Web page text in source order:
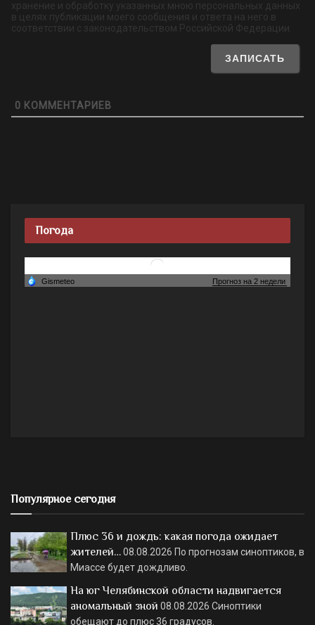
хранение и обработку указанных мною персональных данных
в целях публикации моего сообщения и ответа на него в
соответствии с законодательством Российской Федерации.
0 КОММЕНТАРИЕВ
Погода
Популярное сегодня
Плюс 36 и дождь: какая погода ожидает
жителей…08.08.2026 По прогнозам синоптиков, в
Миассе будет дождливо.
На юг Челябинской области надвигается
аномальный зной 08.08.2026 Синоптики
обещают до плюс 36 градусов.